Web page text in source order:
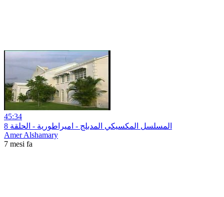
45:34
المسلسل المكسيكي المدبلج - اميراطورية - الحلقة 8
Amer Alshamary
7 mesi fa